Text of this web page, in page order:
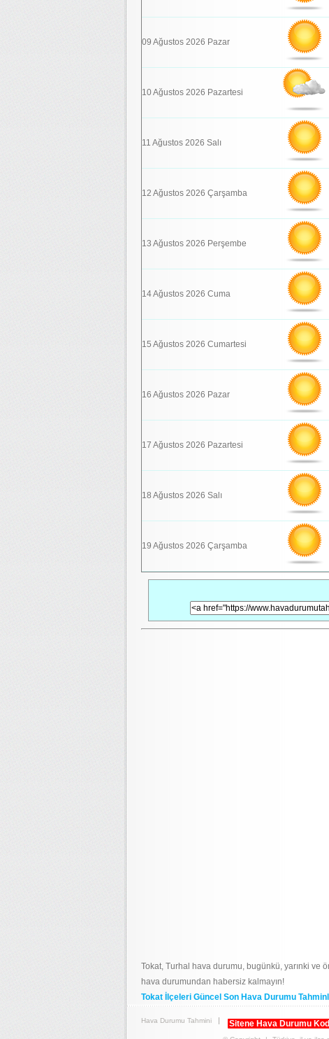
09 Ağustos 2026 Pazar
10 Ağustos 2026 Pazartesi
11 Ağustos 2026 Salı
12 Ağustos 2026 Çarşamba
13 Ağustos 2026 Perşembe
14 Ağustos 2026 Cuma
15 Ağustos 2026 Cumartesi
16 Ağustos 2026 Pazar
17 Ağustos 2026 Pazartesi
18 Ağustos 2026 Salı
19 Ağustos 2026 Çarşamba
Tokat, Turhal hava durumu, bugünkü, yarınki
hava durumundan habersiz kalmayın!
Tokat İlçeleri Güncel Son Hava Durumu
Hava Durumu Tahmini Sitene Hava Durumu